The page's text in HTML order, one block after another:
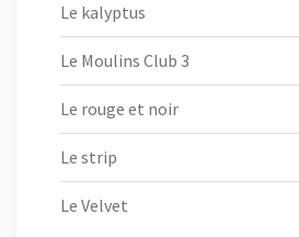
Le kalyptus
Le Moulins Club 3
Le rouge et noir
Le strip
Le Velvet